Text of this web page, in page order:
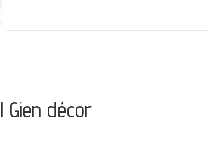
Gien décor